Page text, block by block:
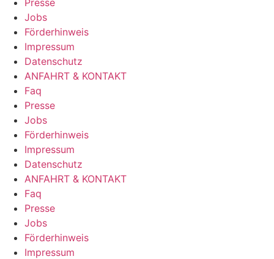
Jobs
Förderhinweis
Impressum
Datenschutz
ANFAHRT & KONTAKT
Faq
Presse
Jobs
Förderhinweis
Impressum
Datenschutz
ANFAHRT & KONTAKT
Faq
Presse
Jobs
Förderhinweis
Impressum